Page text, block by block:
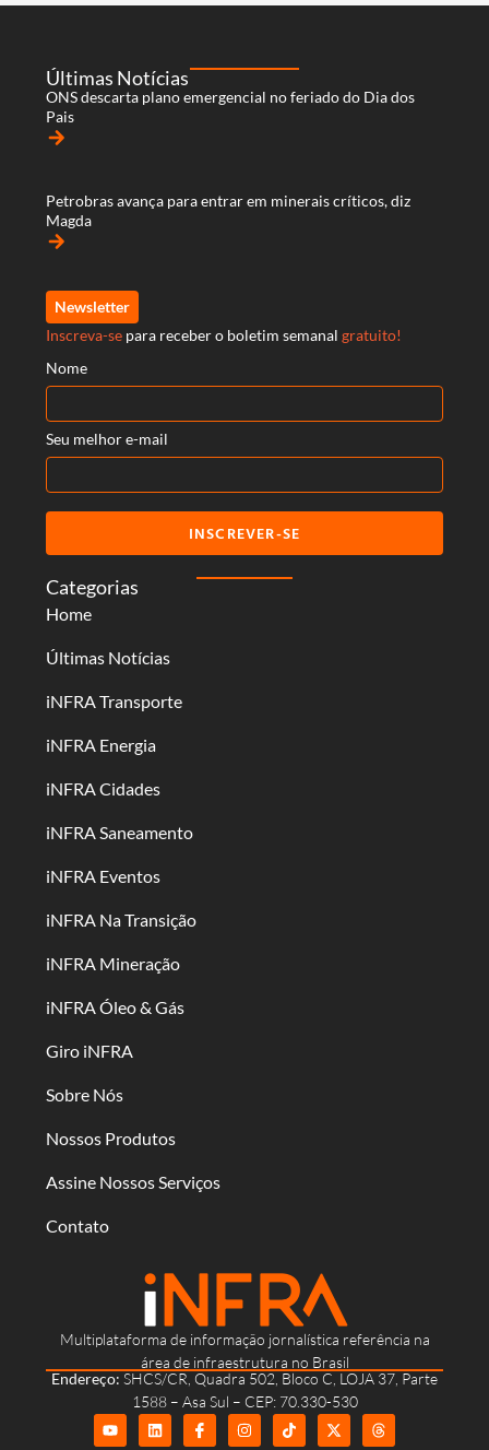
Multiplataforma de informação jornalística referência na
área de infraestrutura no Brasil
Endereço: SHCS/CR, Quadra 502, Bloco C, LOJA 37, Parte
1588 – Asa Sul – CEP: 70.330-530
Categorias
Home
Últimas Notícias
iNFRA Transporte
iNFRA Energia
iNFRA Cidades
iNFRA Saneamento
iNFRA Eventos
iNFRA Na Transição
iNFRA Mineração
iNFRA Óleo & Gás
Giro iNFRA
Sobre Nós
Nossos Produtos
Assine Nossos Serviços
Contato
Últimas Notícias
ONS descarta plano emergencial no feriado do Dia dos
Pais
arrow_forward
Petrobras avança para entrar em minerais críticos, diz
Magda
arrow_forward
Newsletter
Inscreva-se para receber o boletim semanal gratuito!
Nome
Seu melhor e-mail
INSCREVER-SE